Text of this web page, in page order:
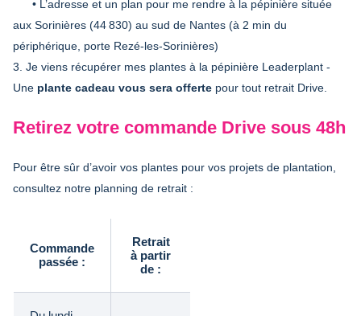
• L’adresse et un plan pour me rendre à la pépinière située
aux Sorinières (44 830) au sud de Nantes (à 2 min du
périphérique, porte Rezé-les-Sorinières)
3. Je viens récupérer mes plantes à la pépinière Leaderplant -
Une plante cadeau vous sera offerte pour tout retrait Drive.
Retirez votre commande Drive sous 48h
Pour être sûr d’avoir vos plantes pour vos projets de plantation,
consultez notre planning de retrait :
Commande
passée :
Retrait
à partir
de :